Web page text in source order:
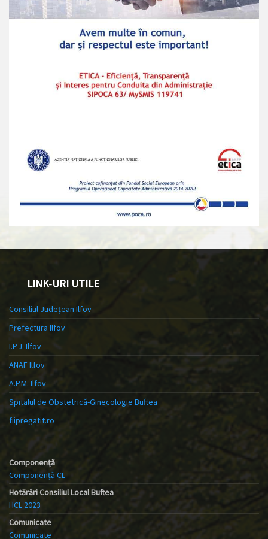
LINK-URI UTILE
Consiliul Județean Ilfov
Prefectura Ilfov
I.P.J. Ilfov
ANAF Ilfov
A.P.M. Ilfov
Spitalul de Obstetrică-Ginecologie Buftea
fiipregatit.ro
Componență
Componență CL
Hotărâri Consiliul Local Buftea
HCL 2023
Comunicate
Comunicate